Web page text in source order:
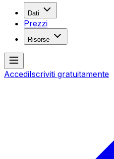
Dati
Prezzi
Risorse
AccediIscriviti gratuitamente